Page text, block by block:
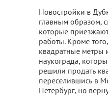
Новостройки в
главным образом,
которые
работы. Кроме
квадратные метры
наукограда,
решили продать
переселившись в
Петербург, но